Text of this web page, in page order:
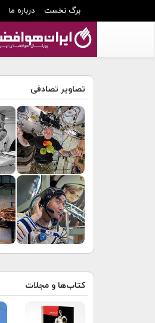
برگ نخست درباره ما
تصاویر تصادفی
کتاب‌ها و مجلات